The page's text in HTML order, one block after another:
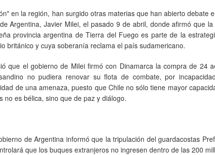
en la región, han surgido otras materias que han abierto debate
Argentina, Javier Milei, el pasado 9 de abril, donde afirmó que
provincia argentina de Tierra del Fuego es parte de la
británico y cuya soberanía reclama el país sudamericano.
que el gobierno de Milei firmó con Dinamarca la compra de 24
no pudiera renovar su flota de combate, por
de una amenaza, puesto que Chile no sólo tiene mayor
no es bélica, sino que de paz y diálogo.
de Argentina informó que la tripulación del guardacostas
que los buques extranjeros no ingresen dentro de las 200